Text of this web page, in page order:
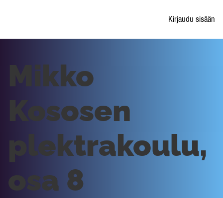
Kirjaudu sisään
Mikko
Kososen
plektrakoulu,
osa 8